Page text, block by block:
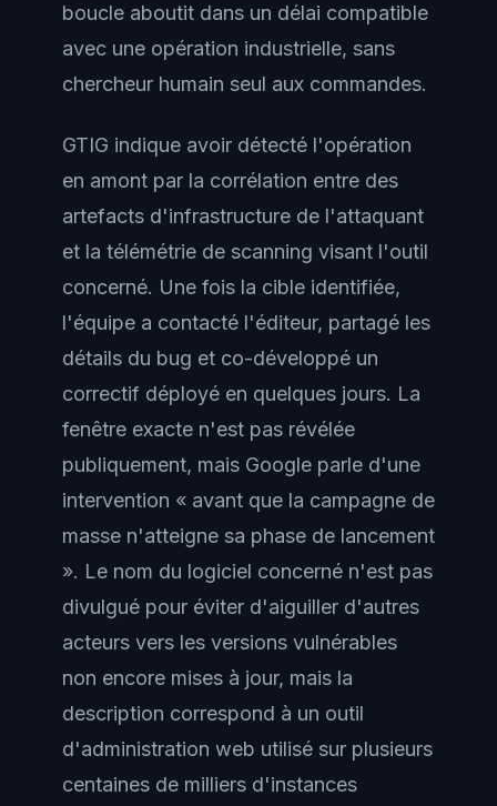
boucle aboutit dans un délai compatible
avec une opération industrielle, sans
chercheur humain seul aux commandes.
GTIG indique avoir détecté l'opération
en amont par la corrélation entre des
artefacts d'infrastructure de l'attaquant
et la télémétrie de scanning visant l'outil
concerné. Une fois la cible identifiée,
l'équipe a contacté l'éditeur, partagé les
détails du bug et co-développé un
correctif déployé en quelques jours. La
fenêtre exacte n'est pas révélée
publiquement, mais Google parle d'une
intervention « avant que la campagne de
masse n'atteigne sa phase de lancement
». Le nom du logiciel concerné n'est pas
divulgué pour éviter d'aiguiller d'autres
acteurs vers les versions vulnérables
non encore mises à jour, mais la
description correspond à un outil
d'administration web utilisé sur plusieurs
centaines de milliers d'instances